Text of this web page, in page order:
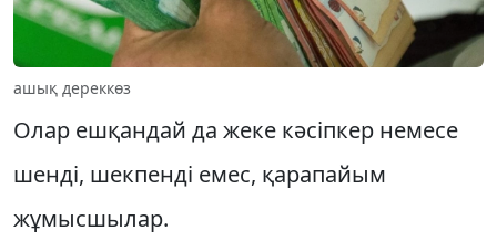
ашық дереккөз
Олар ешқандай да жеке кәсіпкер немесе
шенді, шекпенді емес, қарапайым
жұмысшылар.